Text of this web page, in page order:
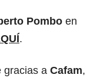
Pombo en
.
gracias a Cafam,